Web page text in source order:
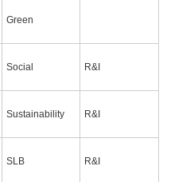
Green
Social R&I
Sustainability R&I
SLB R&I